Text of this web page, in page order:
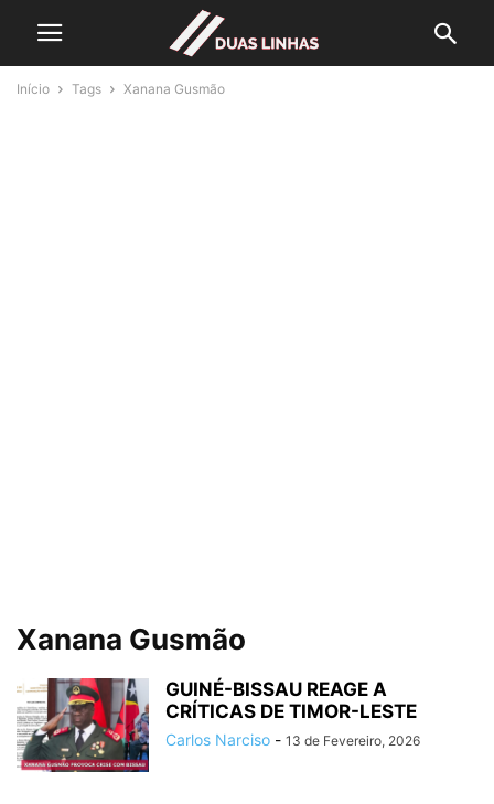
Início Tags Xanana Gusmão
Xanana Gusmão
GUINÉ-BISSAU REAGE A
CRÍTICAS DE TIMOR-LESTE
Carlos Narciso - 13 de Fevereiro, 2026